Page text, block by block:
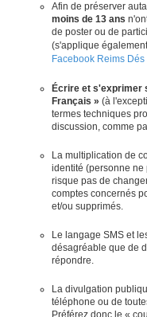
Afin de préserver
moins de 13 ans
de poster ou de
(s'applique
Facebook Reims Dés
Écrire et s'exprimer
Français » (à
termes techniques
discussion, comme
La multiplication de
identité (personne ne
risque pas de
comptes concernés
et/ou supprimés.
Le langage SMS et
désagréable que de
répondre.
La divulgation
téléphone ou de